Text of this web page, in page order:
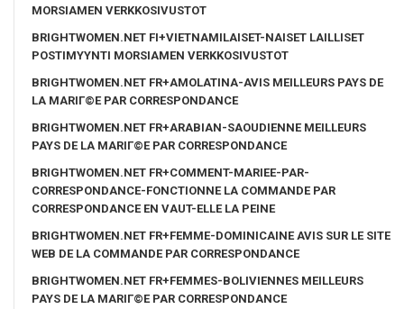
MORSIAMEN VERKKOSIVUSTOT
BRIGHTWOMEN.NET FI+VIETNAMILAISET-NAISET LAILLISET
POSTIMYYNTI MORSIAMEN VERKKOSIVUSTOT
BRIGHTWOMEN.NET FR+AMOLATINA-AVIS MEILLEURS PAYS DE
LA MARIГ©E PAR CORRESPONDANCE
BRIGHTWOMEN.NET FR+ARABIAN-SAOUDIENNE MEILLEURS
PAYS DE LA MARIГ©E PAR CORRESPONDANCE
BRIGHTWOMEN.NET FR+COMMENT-MARIEE-PAR-
CORRESPONDANCE-FONCTIONNE LA COMMANDE PAR
CORRESPONDANCE EN VAUT-ELLE LA PEINE
BRIGHTWOMEN.NET FR+FEMME-DOMINICAINE AVIS SUR LE SITE
WEB DE LA COMMANDE PAR CORRESPONDANCE
BRIGHTWOMEN.NET FR+FEMMES-BOLIVIENNES MEILLEURS
PAYS DE LA MARIГ©E PAR CORRESPONDANCE